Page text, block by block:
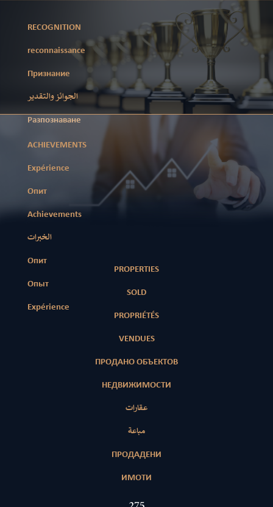
RECOGNITION
reconnaissance
Признание
الجوائز والتقدير
Разпознаване
ACHIEVEMENTS
Expérience
Опит
Achievements
الخبرات
Опит
Опыт
Expérience
PROPERTIES
SOLD
PROPRIÉTÉS
VENDUES
ПРОДАНО ОБЪЕКТОВ
НЕДВИЖИМОСТИ
عقارات
مباعة
ПРОДАДЕНИ
ИМОТИ